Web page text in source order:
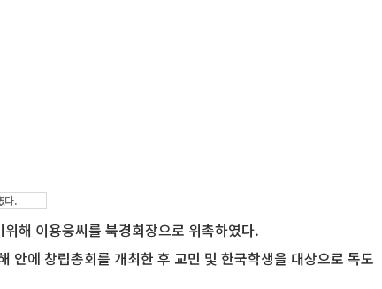
다.
해 이용웅씨를 북경회장으로 위촉하였다.
안에 창립총회를 개최한 후 교민 및 한국학생을 대상으로 독도